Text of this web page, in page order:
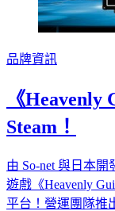
品牌資訊
《
Steam！
由 So-net 與日本
遊戲《Heavenly
平台！營運團隊推